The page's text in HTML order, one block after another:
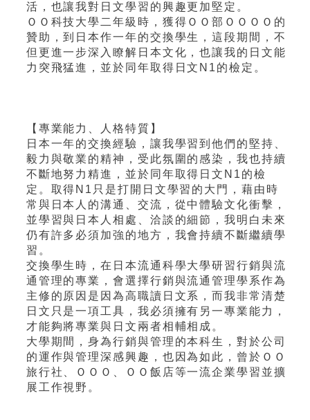
活，也讓我對日文學習的興趣更加堅定。
ＯＯ科技大學二年級時，獲得ＯＯ部ＯＯＯＯ的
贊助，到日本作一年的交換學生，這段期間，不
但更進一步深入瞭解日本文化，也讓我的日文能
力突飛猛進，並於同年取得日文N1的檢定。
【專業能力、人格特質】
日本一年的交換經驗，讓我學習到他們的堅持、
毅力與敬業的精神，受此氛圍的感染，我也持續
不斷地努力精進，並於同年取得日文N1的檢
定。取得N1只是打開日文學習的大門，藉由時
常與日本人的溝通、交流，從中體驗文化衝擊，
並學習與日本人相處、洽談的細節，我明白未來
仍有許多必須加強的地方，我會持續不斷繼續學
習。
交換學生時，在日本流通科學大學研習行銷與流
通管理的專業，會選擇行銷與流通管理學系作為
主修的原因是因為高職讀日文系，而我非常清楚
日文只是一項工具，我必須擁有另一專業能力，
才能夠將專業與日文兩者相輔相成。
大學期間，身為行銷與管理的本科生，對於公司
的運作與管理深感興趣，也因為如此，曾於ＯＯ
旅行社、ＯＯＯ、ＯＯ飯店等一流企業學習並擴
展工作視野。